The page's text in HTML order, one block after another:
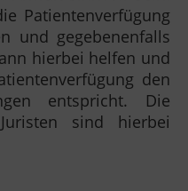
Patientenverfügung
und gegebenenfalls
hierbei helfen und
den
entspricht. Die
sind hierbei